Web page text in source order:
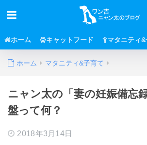
ホーム キャットフード マタニティ
ホーム マタニティ&子育て
ニャン太の「妻の妊娠備忘
盤って何？
2018年3月14日